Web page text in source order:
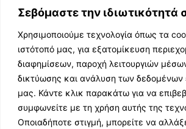
Σεβόμαστε την ιδιωτικότητά
Χρησιμοποιούμε τεχνολογία όπως τα
ιστότοπό μας, για εξατομίκευση
διαφημίσεων, παροχή λειτουργιών
δικτύωσης και ανάλυση των δεδομένων
μας. Κάντε κλικ παρακάτω για να
συμφωνείτε με τη χρήση αυτής της
Οποιαδήποτε στιγμή, μπορείτε να
ΕΛΛΗΝΙΚΗ ΜΟΥΣΙΚΗ
TV SHOWS
EVENTS
ΘΕΑΤΡΟ